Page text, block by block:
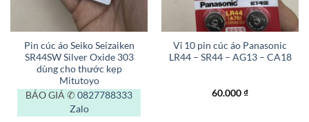
Pin cúc áo Seiko Seizaiken
SR44SW Silver Oxide 303
dùng cho thước kẹp
Mitutoyo
BÁO GIÁ ✆ 0827788333
Zalo
Vỉ 10 pin cúc áo Panasonic
LR44 – SR44 – AG13 – CA18
60.000₫